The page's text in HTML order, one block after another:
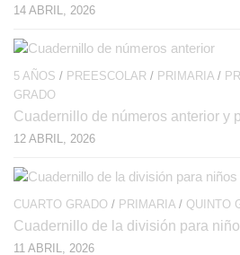
14 ABRIL, 2026
5 AÑOS / PREESCOLAR / PRIMARIA /
GRADO
Cuadernillo de números anterior y
12 ABRIL, 2026
CUARTO GRADO / PRIMARIA / QUINTO
Cuadernillo de la división para
11 ABRIL, 2026